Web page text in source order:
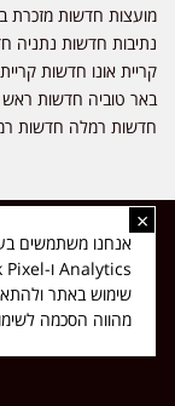
מועצות חדשות מזכרת
נתיבות חדשות נתניה
קריית אונו חדשות
באר טוביה חדשות ראש
חדשות רמלה חדשות
כל הזכויות שמורות ל-
אמת, נוסד בשנת 2019 | טל' לפרסומים 054-9759222 מייל מערכת
×
שימוש באתר
מהווה הסכמה